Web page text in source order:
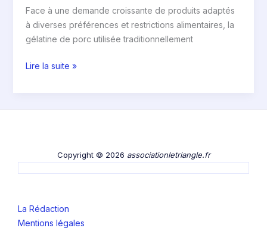
Face à une demande croissante de produits adaptés
à diverses préférences et restrictions alimentaires, la
gélatine de porc utilisée traditionnellement
Lire la suite »
Copyright © 2026 associationletriangle.fr
La Rédaction
Mentions légales